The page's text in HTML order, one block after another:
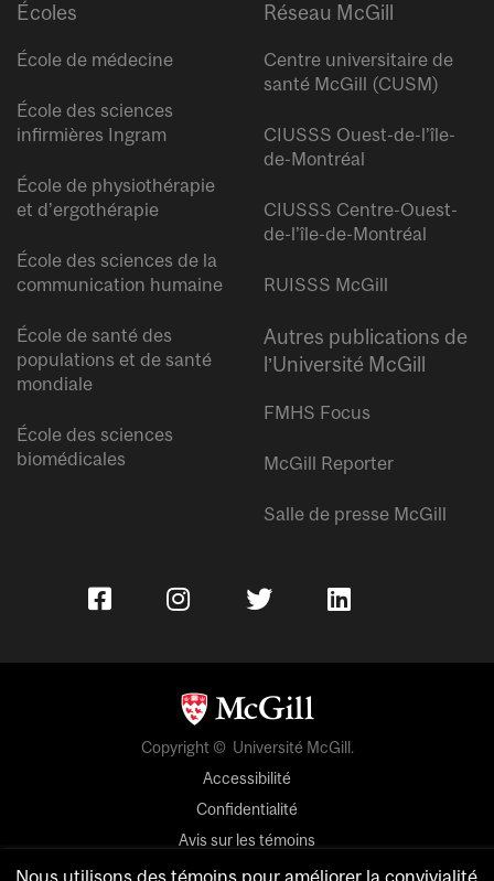
Écoles
École de médecine
École des sciences
infirmières Ingram
École de physiothérapie
et d’ergothérapie
École des sciences de la
communication humaine
École de santé des
populations et de santé
mondiale
École des sciences
biomédicales
Réseau McGill
Centre universitaire de
santé McGill (CUSM)
CIUSSS Ouest-de-l’île-
de-Montréal
CIUSSS Centre-Ouest-
de-l’île-de-Montréal
RUISSS McGill
Autres publications de
l’Université McGill
FMHS Focus
McGill Reporter
Salle de presse McGill
Copyright © Université McGill.
Accessibilité
Confidentialité
Avis sur les témoins
Nous utilisons des témoins pour améliorer la convivialité